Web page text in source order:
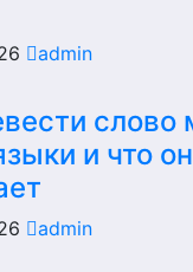
admin
слово
и что
admin